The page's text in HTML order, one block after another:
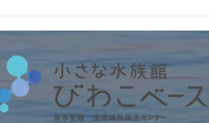
留学生アルノー君